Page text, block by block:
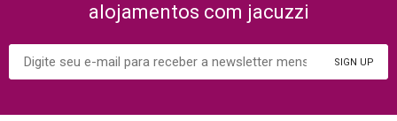
alojamentos com jacuzzi